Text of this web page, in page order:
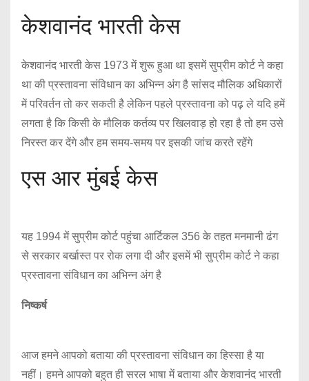
केशवानंद भारती केस
केशवानंद भारती केस 1973 में शुरू हुआ था इसमें सुप्रीम कोर्ट ने कहा
था की प्रस्तावना संविधान का अभिन्न अंग है सांसद मौलिक अधिकारों
में परिवर्तन तो कर सकती है लेकिन पहले प्रस्तावना को पढ़ ले यदि हमें
लगता है कि किसी के मौलिक कर्तव्य पर खिलवाड़ हो रहा है तो हम उसे
निरस्त कर देंगे और हम समय-समय पर इसकी जांच करते रहेंगे
एस आर मुंबई केस
यह 1994 में सुप्रीम कोर्ट पहुंचा आर्टिकल 356 के तहत मनमानी ढंग
से सरकार बर्खास्त पर रोक लगा दी और इसमें भी सुप्रीम कोर्ट ने कहा
प्रस्तावना संविधान का अभिन्न अंग है
निष्कर्ष
आज हमने आपको बताया की प्रस्तावना संविधान का हिस्सा है या
नहीं। हमने आपको बहुत ही सरल भाषा में बताया और केशवानंद भारती